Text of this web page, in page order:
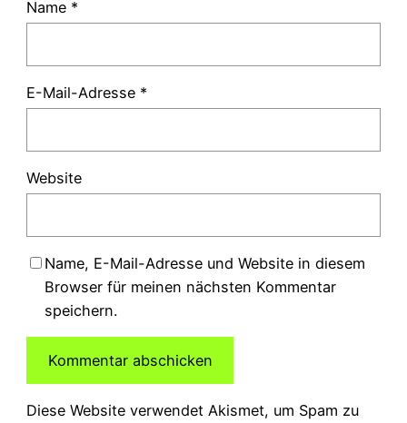
Name *
E-Mail-Adresse *
Website
Name, E-Mail-Adresse und Website in diesem
Browser für meinen nächsten Kommentar
speichern.
Diese Website verwendet Akismet, um Spam zu